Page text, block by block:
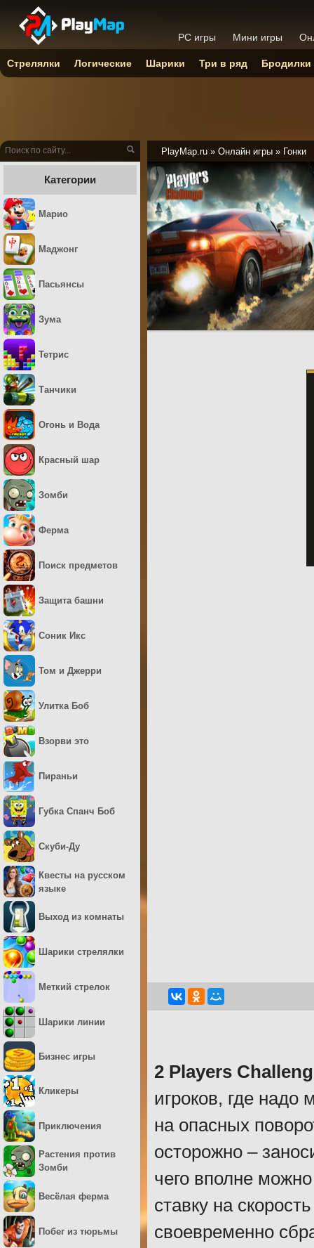
PlayMap.ru » Онлайн игры » Гонки
2 Players
игроков, где
на опасных
осторожно –
чего вполне
ставку на
своевременно
Категории
Марио
Маджонг
Пасьянсы
Зума
Тетрис
Танчики
Огонь и Вода
Красный шар
Зомби
Ферма
Поиск предметов
Защита башни
Соник Икс
Том и Джерри
Улитка Боб
Взорви это
Пираньи
Губка Спанч Боб
Скуби-Ду
Квесты на русском
языке
Выход из комнаты
Шарики стрелялки
Меткий стрелок
Шарики линии
Бизнес игры
Кликеры
Приключения
Растения против
Зомби
Весёлая ферма
Побег из тюрьмы
PC игры Мини игры
Стрелялки Логические Шарики Три в ряд Бродилки